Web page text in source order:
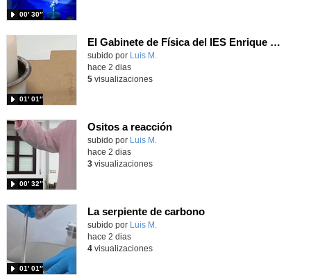
00′ 30″
El Gabinete de Física del IES Enrique Tierno Galván de Parla (Curso 25-26)
Contenido educativo.
subido por Luis M.
01′ 01″
hace 2 dias
5visualizaciones
Ositos a reacción
Contenido educativo.
subido por Luis M.
00′ 32″
hace 2 dias
3visualizaciones
La serpiente de carbono
Contenido educativo.
subido por Luis M.
01′ 01″
hace 2 dias
4visualizaciones